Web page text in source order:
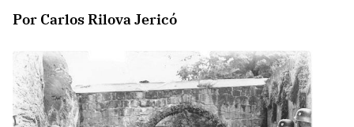
Por Carlos Rilova Jericó